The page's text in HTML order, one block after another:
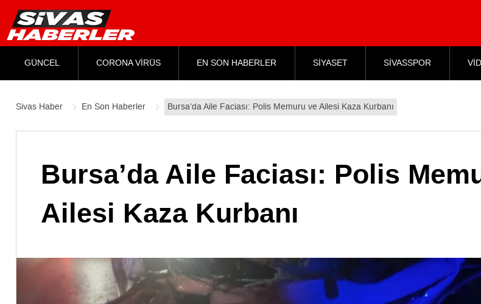
GÜNCEL CORONA VİRÜS EN SON HABERLER SİYASET SİVASSPOR
Sivas Haber En Son Haberler Bursa’da Aile Faciası: Polis Memuru ve Ailesi Kaza Kurbanı
Bursa’da Aile Faciası: Polis
Ailesi Kaza Kurbanı